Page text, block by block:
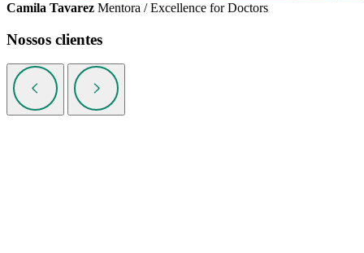
Camila Tavarez Mentora / Excellence for Doctors
Nossos clientes